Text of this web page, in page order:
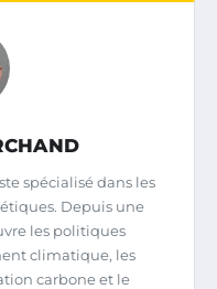
spécialisé dans les
Depuis une
les politiques
climatique, les
carbone et le